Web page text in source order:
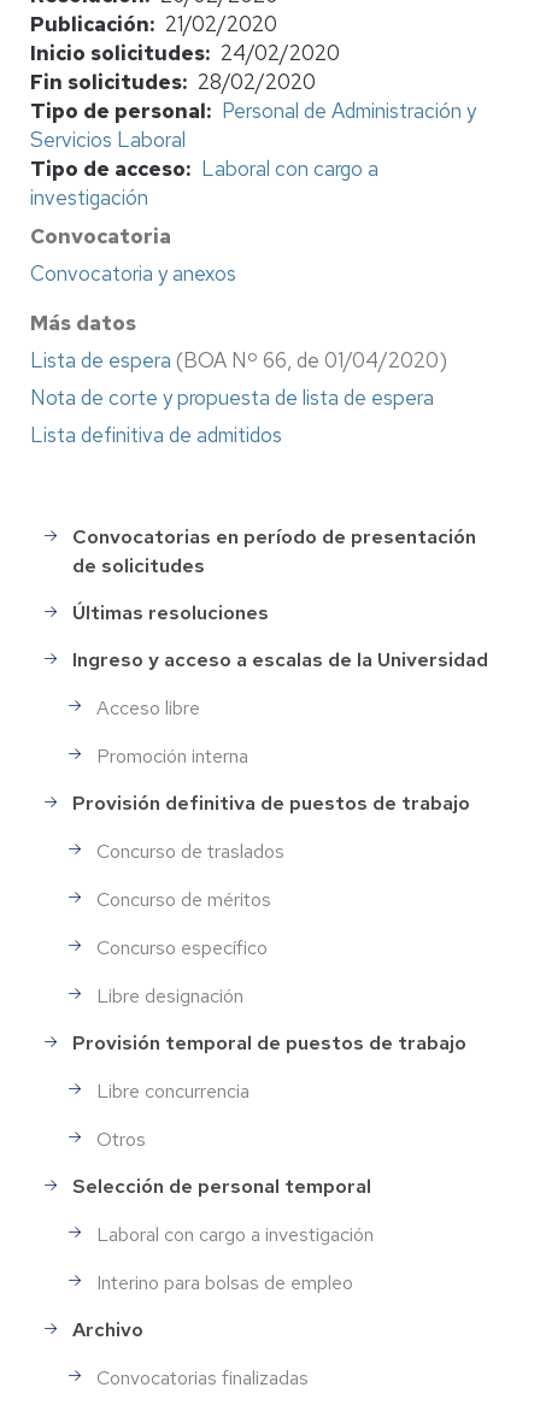
Publicación
21/02/2020
Inicio solicitudes
24/02/2020
Fin solicitudes
28/02/2020
Tipo de personal
Personal de Administración y
Servicios Laboral
Tipo de acceso
Laboral con cargo a
investigación
Convocatoria
Convocatoria y anexos
Más datos
Lista de espera (BOA Nº 66, de 01/04/2020)
Nota de corte y propuesta de lista de espera
Lista definitiva de admitidos
Selección
de
Personal
Convocatorias en período de presentación
de solicitudes
Últimas resoluciones
Ingreso y acceso a escalas de la Universidad
Acceso libre
Promoción interna
Provisión definitiva de puestos de trabajo
Concurso de traslados
Concurso de méritos
Concurso específico
Libre designación
Provisión temporal de puestos de trabajo
Libre concurrencia
Otros
Selección de personal temporal
Laboral con cargo a investigación
Interino para bolsas de empleo
Archivo
Convocatorias finalizadas